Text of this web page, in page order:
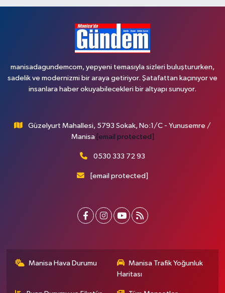
manisadagundemcom, yepyeni temasıyla sizleri buluştururken,
sadelik ve modernizmi bir araya getiriyor. Şatafattan kaçınıyor ve
insanlara haber okuyabilecekleri bir altyapı sunuyor.
Güzelyurt Mahallesi, 5793 Sokak, No:1/C - Yunusemre /
Manisa [email protected]
0530 333 72 93
[email protected]
Manisa Hava Durumu
Manisa Trafik Yoğunluk
Haritası